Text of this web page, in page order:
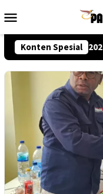
ke
Mobile
Konten Spesial
Seleksi Akpol 2026